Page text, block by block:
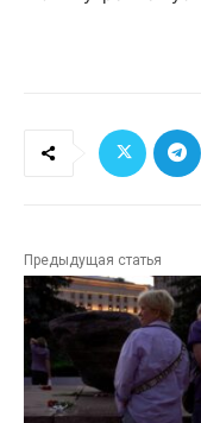
Предыдущая статья